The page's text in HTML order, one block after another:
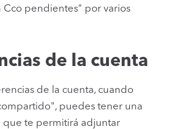
Cco pendientes" por varios
de la cuenta
de la cuenta, cuando
puedes tener una
que te permitirá adjuntar